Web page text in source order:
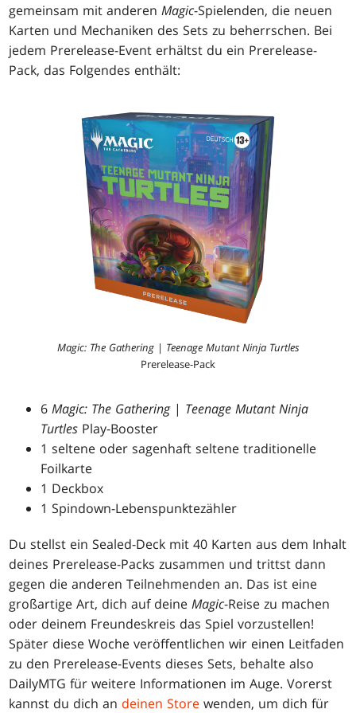
gemeinsam mit anderenMagic-Spielenden, die neuen
Karten und Mechaniken des Sets zu beherrschen. Bei
jedem Prerelease-Event erhältst du ein Prerelease-
Pack, das Folgendes enthält:
Magic: The Gathering| Teenage Mutant Ninja Turtles
Prerelease-Pack
6Magic: The Gathering| Teenage Mutant Ninja
Turtles Play-Booster
1 seltene oder sagenhaft seltene traditionelle
Foilkarte
1 Deckbox
1 Spindown-Lebenspunktezähler
Du stellst ein Sealed-Deck mit 40 Karten aus dem Inhalt
deines Prerelease-Packs zusammen und trittst dann
gegen die anderen Teilnehmenden an. Das ist eine
großartige Art, dich auf deineMagic-Reise zu machen
oder deinem Freundeskreis das Spiel vorzustellen!
Später diese Woche veröffentlichen wir einen Leitfaden
zu den Prerelease-Events dieses Sets, behalte also
DailyMTG für weitere Informationen im Auge. Vorerst
kannst du dich an deinen Store wenden, um dich für